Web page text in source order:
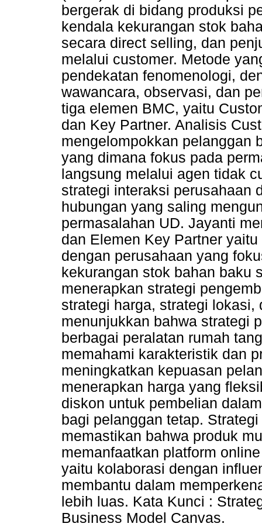
bergerak di bidang produksi
kendala kekurangan stok
secara direct selling, dan
melalui customer. Metode
pendekatan fenomenologi,
wawancara, observasi, dan
tiga elemen BMC, yaitu
dan Key Partner. Analisis
mengelompokkan pelanggan
yang dimana fokus pada
langsung melalui agen tidak
strategi interaksi perusahaan
hubungan yang saling
permasalahan UD. Jayanti
dan Elemen Key Partner
dengan perusahaan yang
kekurangan stok bahan baku
menerapkan strategi
strategi harga, strategi
menunjukkan bahwa strategi
berbagai peralatan rumah
memahami karakteristik dan
meningkatkan kepuasan
menerapkan harga yang
diskon untuk pembelian
bagi pelanggan tetap.
memastikan bahwa produk
memanfaatkan platform
yaitu kolaborasi dengan
membantu dalam
lebih luas. Kata Kunci :
Business Model Canvas.